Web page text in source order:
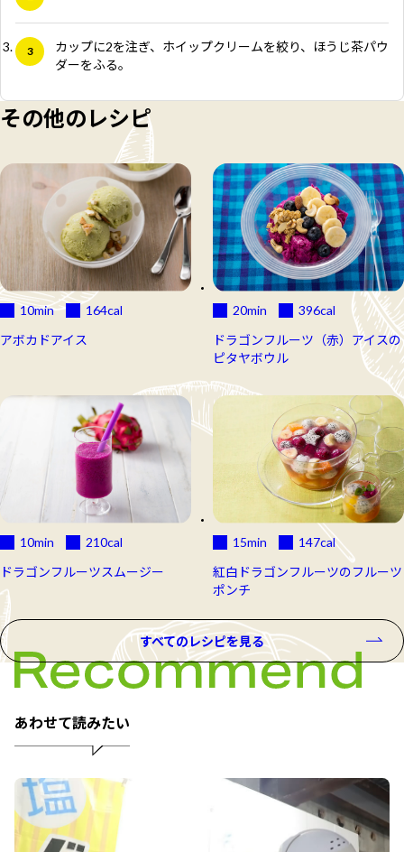
カップに2を注ぎ、ホイップクリームを絞り、ほうじ茶パウ
ダーをふる。
その他のレシピ
10min 164cal
アボカドアイス
20min 396cal
ドラゴンフルーツ（赤）アイスの
ピタヤボウル
10min 210cal
ドラゴンフルーツスムージー
15min 147cal
紅白ドラゴンフルーツのフルーツ
ポンチ
すべてのレシピを見る
あわせて読みたい